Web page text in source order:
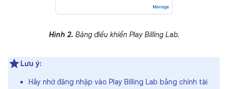
Hình 2. Bảng điều khiển Play Billing Lab.
Lưu ý:
Hãy nhớ đăng nhập vào Play Billing Lab bằng chính tài